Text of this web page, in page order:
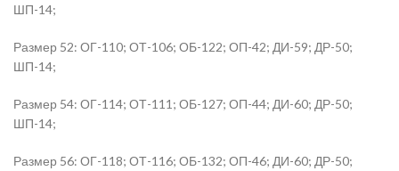
ШП-14;
Размер 52: ОГ-110; ОТ-106; ОБ-122; ОП-42; ДИ-59; ДР-50;
ШП-14;
Размер 54: ОГ-114; ОТ-111; ОБ-127; ОП-44; ДИ-60; ДР-50;
ШП-14;
Размер 56: ОГ-118; ОТ-116; ОБ-132; ОП-46; ДИ-60; ДР-50;